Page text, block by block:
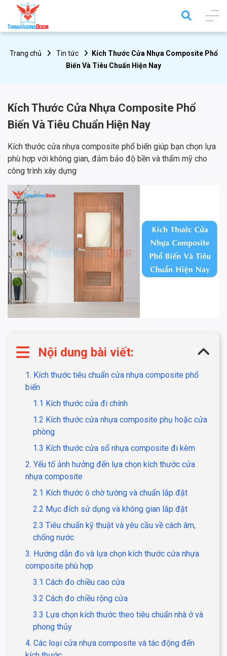
Trang chủ Tin tức
Kích Thước Cửa Nhựa Composite Phổ
Biến Và Tiêu Chuẩn Hiện Nay
Kích Thước Cửa Nhựa Composite Phổ
Biến Và Tiêu Chuẩn Hiện Nay
Kích thước cửa nhựa composite phổ biến giúp bạn chọn lựa
phù hợp với không gian, đảm bảo độ bền và thẩm mỹ cho
công trình xây dựng
Nội dung bài viết:
1. Kích thước tiêu chuẩn cửa nhựa composite phổ
biến
1.1 Kích thước cửa đi chính
1.2 Kích thước cửa nhựa composite phụ hoặc cửa
phòng
1.3 Kích thước cửa sổ nhựa composite đi kèm
2. Yếu tố ảnh hưởng đến lựa chọn kích thước cửa
nhựa composite
2.1 Kích thước ô chờ tường và chuẩn lắp đặt
2.2 Mục đích sử dụng và không gian lắp đặt
2.3 Tiêu chuẩn kỹ thuật và yêu cầu về cách âm,
chống nước
3. Hướng dẫn đo và lựa chọn kích thước cửa nhựa
composite phù hợp
3.1 Cách đo chiều cao cửa
3.2 Cách đo chiều rộng cửa
3.3 Lựa chọn kích thước theo tiêu chuẩn nhà ở và
phong thủy
4. Các loại cửa nhựa composite và tác động đến